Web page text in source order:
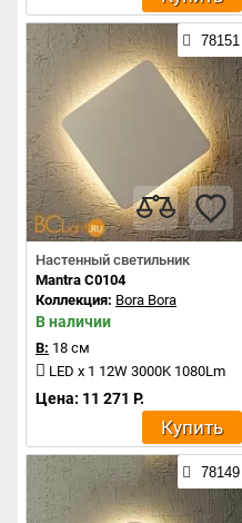
78151
Настенный светильник
Mantra C0104
Коллекция: Bora Bora
В наличии
В: 18 см
LED x 1 12W 3000K 1080Lm
Цена: 11 271 Р.
Купить
78149